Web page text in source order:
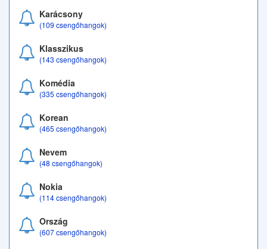
Karácsony
(109 csengőhangok)
Klasszikus
(143 csengőhangok)
Komédia
(335 csengőhangok)
Korean
(465 csengőhangok)
Nevem
(48 csengőhangok)
Nokia
(114 csengőhangok)
Ország
(607 csengőhangok)